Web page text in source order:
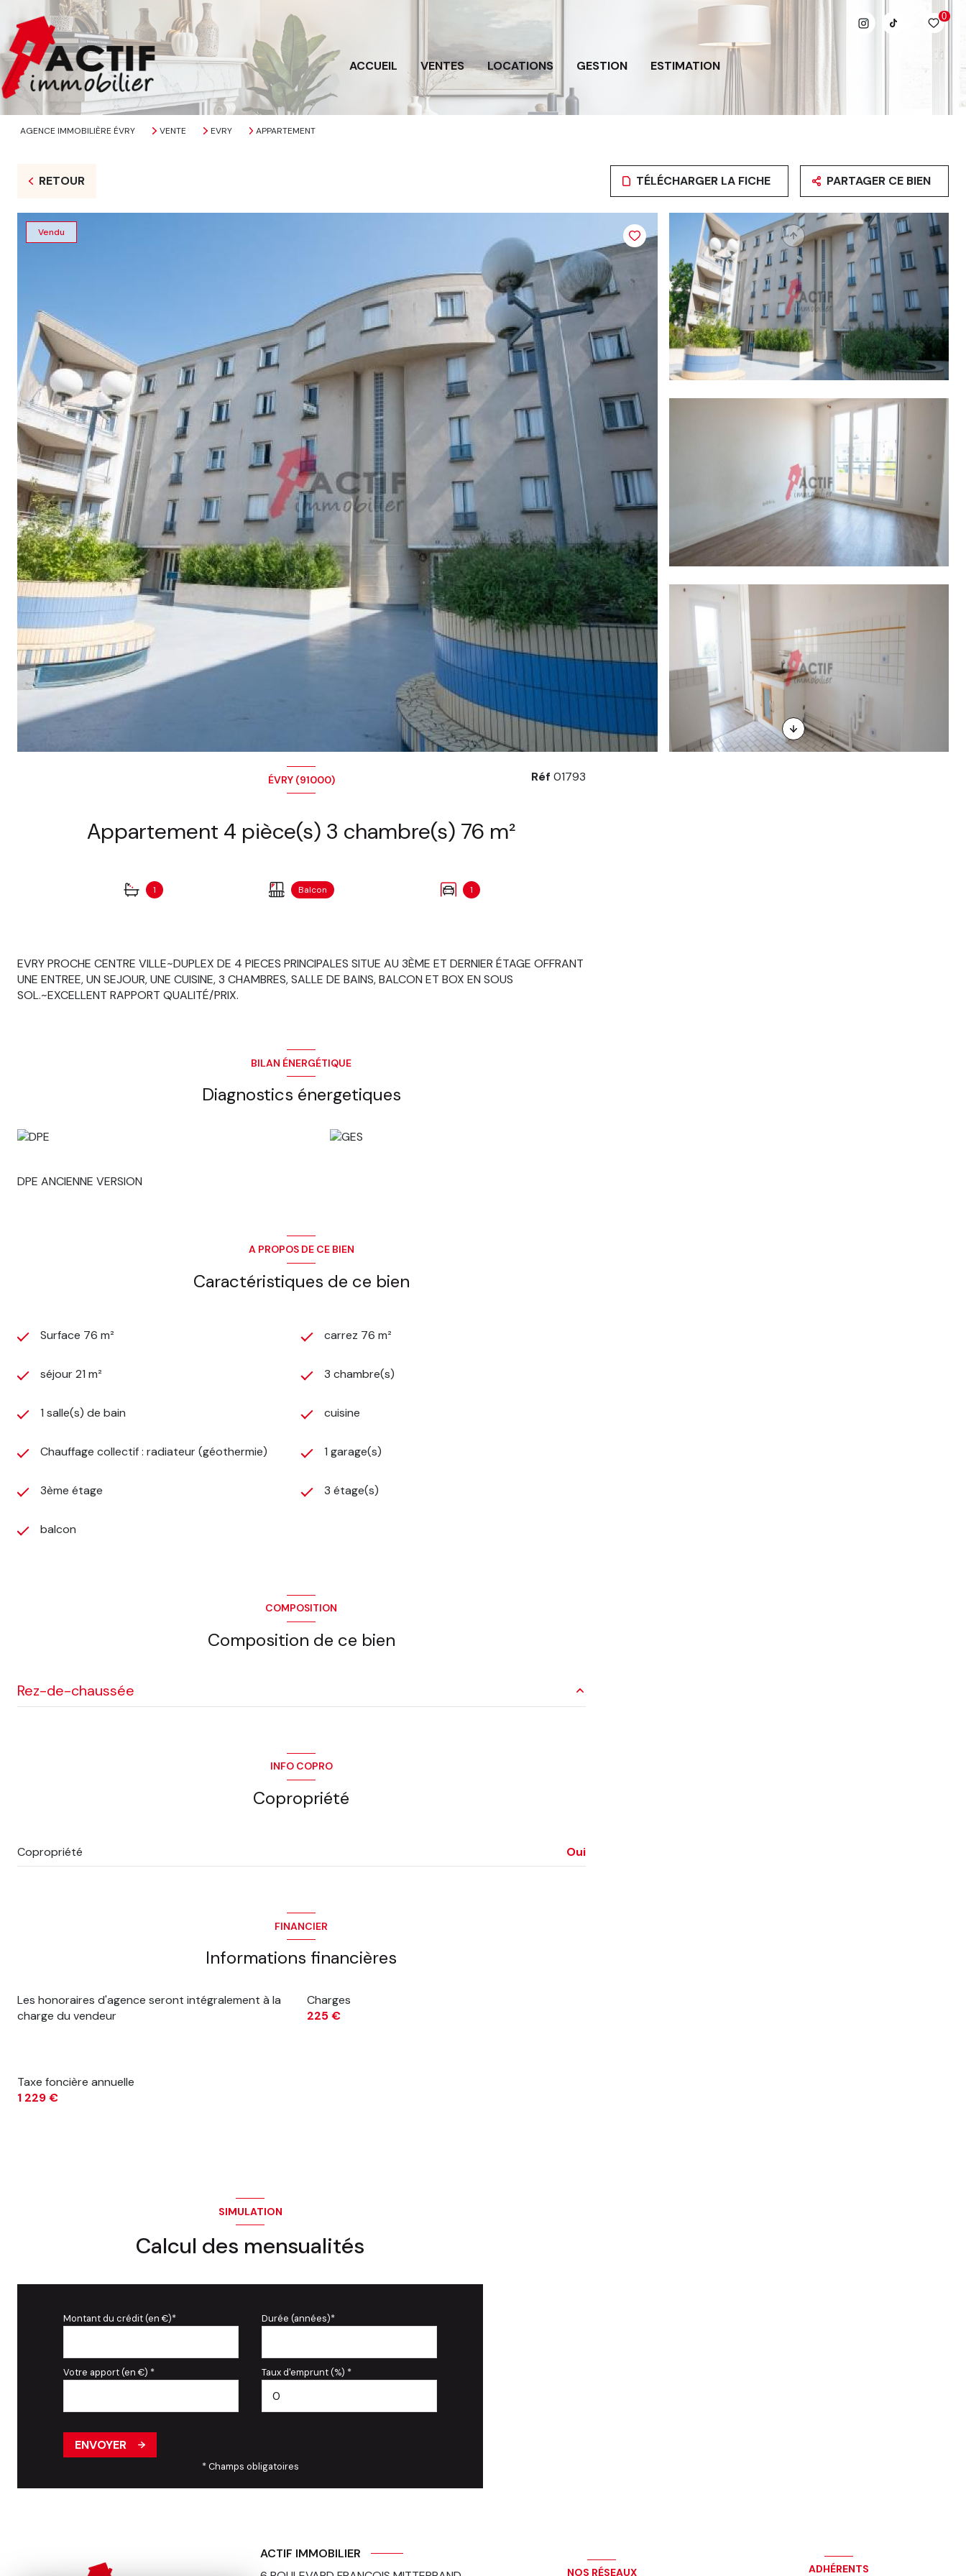
0
ACCUEIL VENTES LOCATIONS GESTION ESTIMATION
AGENCE IMMOBILIÈRE ÉVRY VENTE EVRY APPARTEMENT
RETOUR TÉLÉCHARGER LA FICHE PARTAGER CE BIEN
Vendu
ÉVRY (91000)
Appartement 4 pièce(s) 3 chambre(s) 76 m²
1 Balcon 1
Réf 01793
EVRY PROCHE CENTRE VILLE~DUPLEX DE 4 PIECES PRINCIPALES SITUE AU 3ÈME ET DERNIER ÉTAGE OFFRANT
UNE ENTREE, UN SEJOUR, UNE CUISINE, 3 CHAMBRES, SALLE DE BAINS, BALCON ET BOX EN SOUS
SOL.~EXCELLENT RAPPORT QUALITÉ/PRIX.
BILAN ÉNERGÉTIQUE
Diagnostics énergetiques
DPE ANCIENNE VERSION
A PROPOS DE CE BIEN
Caractéristiques de ce bien
Surface 76 m² carrez 76 m²
séjour 21 m² 3 chambre(s)
1 salle(s) de bain cuisine
Chauffage collectif : radiateur (géothermie) 1 garage(s)
3ème étage 3 étage(s)
balcon
COMPOSITION
Composition de ce bien
Rez-de-chaussée
Cuisine
7 m²
INFO COPRO
Copropriété
Copropriété Oui
FINANCIER
Informations financières
Les honoraires d'agence seront intégralement à la
charge du vendeur
Charges
225 €
Taxe foncière annuelle
1 229 €
SIMULATION
Calcul des mensualités
Montant du crédit (en €)* Durée (années)*
Votre apport (en €) * Taux d'emprunt (%) *
ENVOYER
* Champs obligatoires
ACTIF IMMOBILIER
NOS RÉSEAUX ADHÉRENTS